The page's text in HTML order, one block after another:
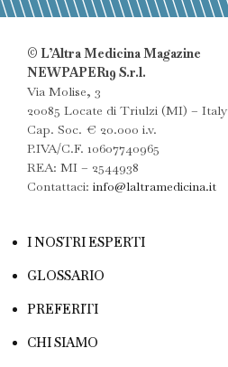
© L’Altra Medicina Magazine
NEWPAPER19 S.r.l.
Via Molise, 3
20085 Locate di Triulzi (MI) – Italy
Cap. Soc. € 20.000 i.v.
P.IVA/C.F. 10607740965
REA: MI – 2544938
Contattaci: info@laltramedicina.it
I NOSTRI ESPERTI
GLOSSARIO
PREFERITI
CHI SIAMO